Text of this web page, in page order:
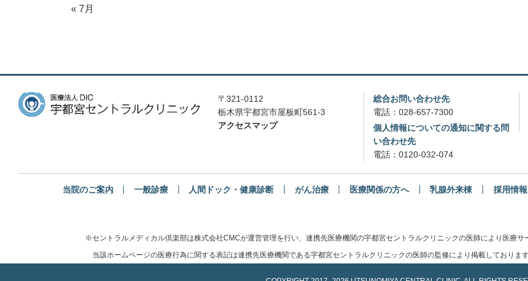
« 7月
〒321-0112
栃木県宇都宮市屋板町561-3
アクセスマップ
総合お問い合わせ先
電話： 028-657-7300
個人情報についての通知に関する問
い合わせ先
電話： 0120-032-074
当院のご案内 一般診療 人間ドック・健康診断 がん治療 医療関係の方へ 乳腺外来棟 採用情報
※セントラルメディカル倶楽部は株式会社CMCが運営管理を行い、連携先医療機関の宇都宮セントラルクリニックの医師により医療サ
当該ホームページの医療行為に関する表記は連携先医療機関である宇都宮セントラルクリニックの医師の監修により掲載しております